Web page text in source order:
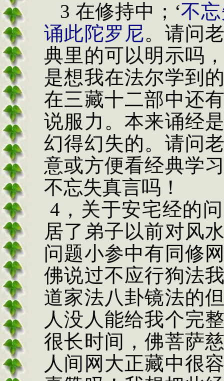
3 在修持中； ‘不
诵此陀罗尼。请问
典里的可以明示吗
是想我在法尔学到
在三藏十二部中还
说服力。本来诵经
幻得幻失的。请问
意或方便看经典学
不忘失真言吗！
4 ，关于安宅经的
居了弟子以前对风
问题小参中有同修
佛说过不应行狗法
道家法八卦镜法的
人没人能给我个完
很长时间，佛菩萨
人间网大正藏中很